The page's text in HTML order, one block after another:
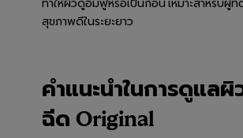
ทำให้ผิวดูอิ่มฟูหรือเป็นก้อน เหมาะสำหรับผู้ที่
สุขภาพดีในระยะยาว
คำแนะนำในการดูแลผิ
ฉีด Original